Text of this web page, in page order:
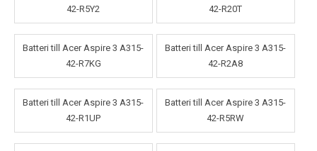
42-R5Y2
42-R20T
Batteri till Acer Aspire 3 A315-
42-R7KG
Batteri till Acer Aspire 3 A315-
42-R2A8
Batteri till Acer Aspire 3 A315-
42-R1UP
Batteri till Acer Aspire 3 A315-
42-R5RW